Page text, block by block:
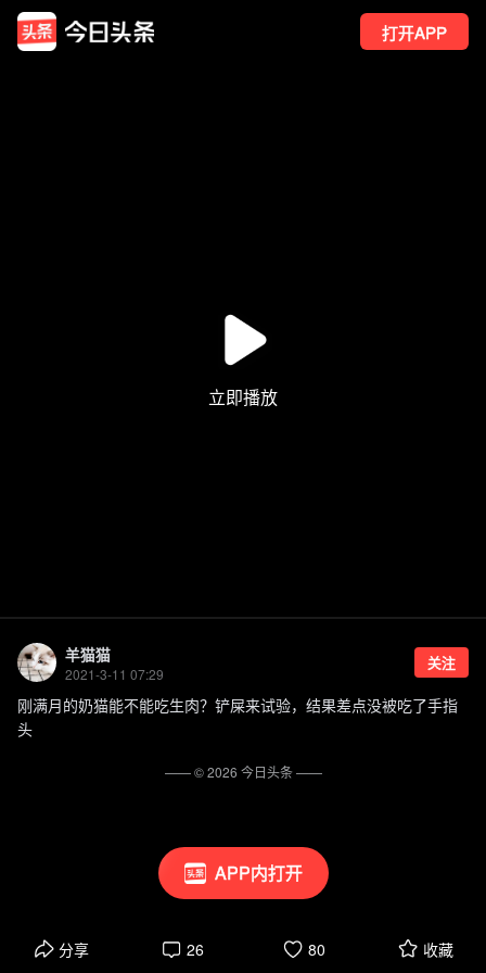
打开APP
APP内打开
羊猫猫
2021-3-11 07:29
关注
刚满月的奶猫能不能吃生肉？铲屎来试验，结果差点没被吃了手指
头
分享 26 80 收藏
—— ©2026 今日头条——